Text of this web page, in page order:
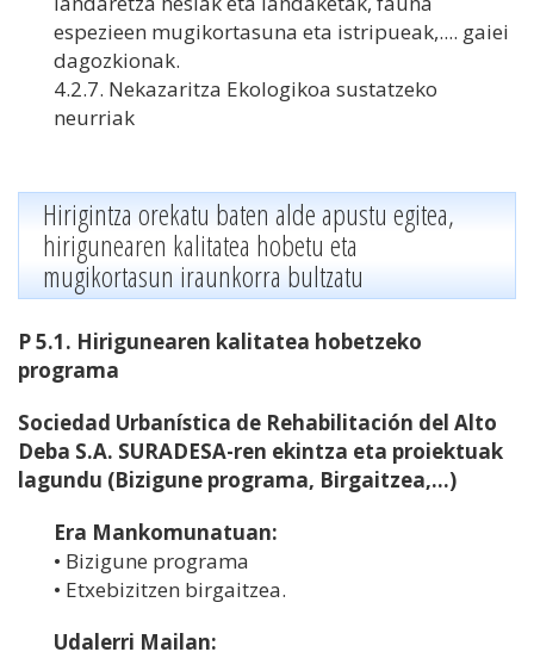
espezieen mugikortasuna eta istripueak,.... gaiei
dagozkionak.
4.2.7. Nekazaritza Ekologikoa sustatzeko
neurriak
Hirigintza orekatu baten alde apustu egitea,
hirigunearen kalitatea hobetu eta
mugikortasun iraunkorra bultzatu
P 5.1. Hirigunearen kalitatea hobetzeko
programa
Sociedad Urbanística de Rehabilitación del Alto
Deba S.A. SURADESA-ren ekintza eta proiektuak
lagundu (Bizigune programa, Birgaitzea,...)
Era Mankomunatuan:
• Bizigune programa
• Etxebizitzen birgaitzea.
Udalerri Mailan: